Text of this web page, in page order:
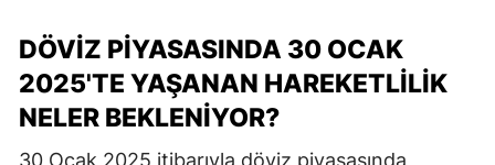
DÖVIZ PIYASASINDA 30 OCAK
2025'TE YAŞANAN HAREKETLILIK
NELER BEKLENIYOR?
30 Ocak 2025 itibarıyla döviz piyasasında